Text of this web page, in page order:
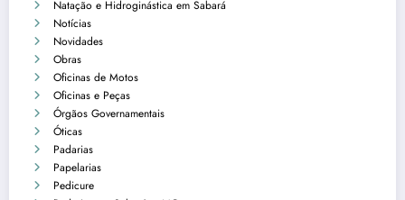
Natação e Hidroginástica em Sabará
Notícias
Novidades
Obras
Oficinas de Motos
Oficinas e Peças
Órgãos Governamentais
Óticas
Padarias
Papelarias
Pedicure